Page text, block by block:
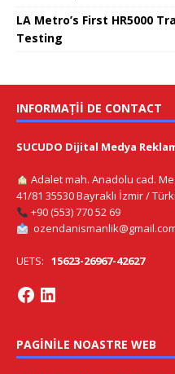
LA Metro’s First HR5000
Testing
INFORMAȚII DE CONTACT
SUCUDO Dijital Medya
Adalet mah. Anadolu cad.
41/81 35530 Bayraklı İzmir /
+90 (553) 770 52 69
UETS: 15623-26967-42627
PAGINILE NOASTRE WEB